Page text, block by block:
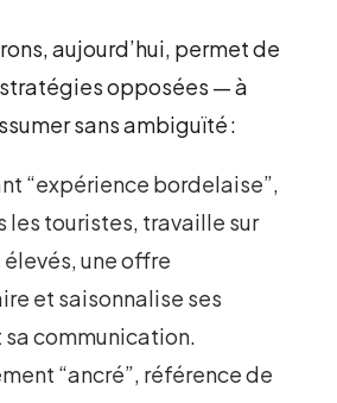
aujourd’hui, permet de
stratégies opposées — à
sans ambiguïté :
“expérience bordelaise”,
les touristes, travaille sur
une offre
et saisonnalise ses
communication.
“ancré”, référence de